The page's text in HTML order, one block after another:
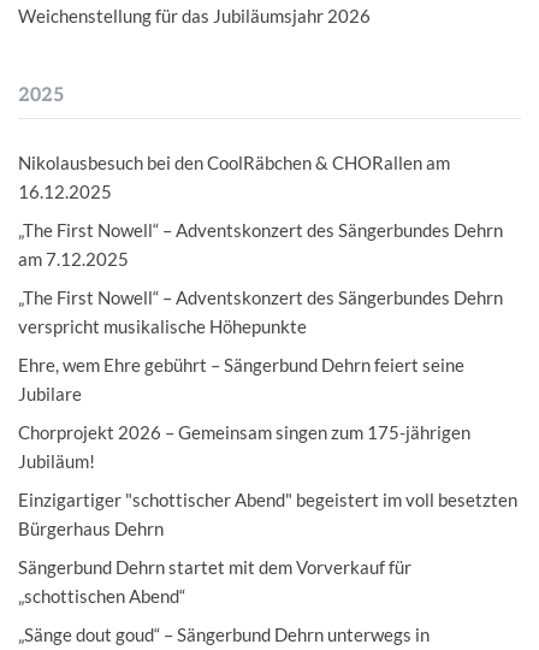
Weichenstellung für das Jubiläumsjahr 2026
2025
Nikolausbesuch bei den CoolRäbchen & CHORallen am
16.12.2025
„The First Nowell“ – Adventskonzert des Sängerbundes Dehrn
am 7.12.2025
„The First Nowell“ – Adventskonzert des Sängerbundes Dehrn
verspricht musikalische Höhepunkte
Ehre, wem Ehre gebührt – Sängerbund Dehrn feiert seine
Jubilare
Chorprojekt 2026 – Gemeinsam singen zum 175-jährigen
Jubiläum!
Einzigartiger "schottischer Abend" begeistert im voll besetzten
Bürgerhaus Dehrn
Sängerbund Dehrn startet mit dem Vorverkauf für
„schottischen Abend“
„Sänge dout goud“ – Sängerbund Dehrn unterwegs in